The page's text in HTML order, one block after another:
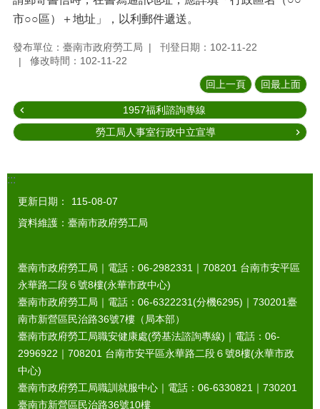
市○○區）＋地址」，以利郵件遞送。
發布單位：臺南市政府勞工局
刊登日期：102-11-22
修改時間：102-11-22
回上一頁 回最上面
1957福利諮詢專線
勞工局人事室行政中立宣導
:::
更新日期：
115-08-07
資料維護：臺南市政府勞工局
臺南市政府勞工局｜電話：06-2982331｜ 708201 台南市安平區
永華路二段６號8樓(永華市政中心)
臺南市政府勞工局｜電話：06-6322231(分機6295)｜ 730201臺
南市新營區民治路36號7樓（局本部）
臺南市政府勞工局職安健康處(勞基法諮詢專線)｜電話：06-
2996922｜ 708201 台南市安平區永華路二段６號8樓(永華市政
中心)
臺南市政府勞工局職訓就服中心｜電話：06-6330821｜ 730201
臺南市新營區民治路36號10樓